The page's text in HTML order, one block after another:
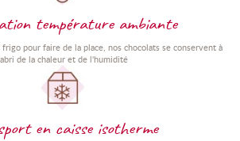
température ambiante
pour faire de la place, nos chocolats se conservent à
de la chaleur et de l'humidité
en caisse isotherme